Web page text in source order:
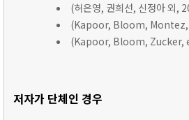
(허은영, 권희선, 신정아 외,
(Kapoor, Bloom, Montez,
(Kapoor, Bloom, Zucker,
저자가 단체인 경우